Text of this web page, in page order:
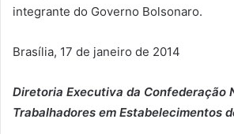
integrante do Governo Bolsonaro.
Brasília, 17 de janeiro de 2014
Diretoria Executiva da Confederação
Trabalhadores em Estabelecimentos